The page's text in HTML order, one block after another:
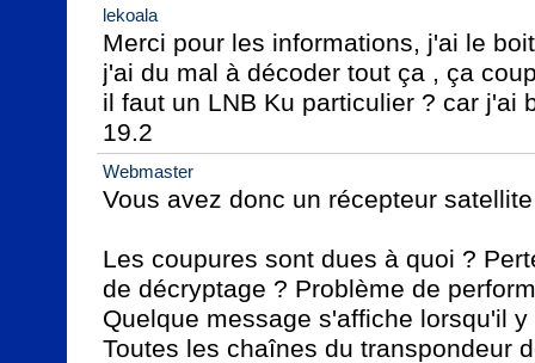
lekoala
Merci pour les informations, j'ai le
j'ai du mal à décoder tout ça , ça
il faut un LNB Ku particulier ? car j'ai
19.2
Webmaster
Vous avez donc un récepteur
Les coupures sont dues à quoi ?
de décryptage ? Problème de
Quelque message s'affiche lorsqu'il
Toutes les chaînes du transpondeur